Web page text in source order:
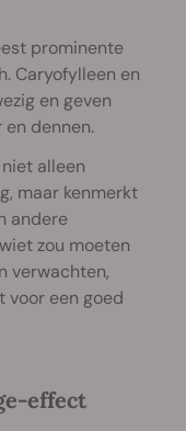
prominente
Caryofylleen en
en geven
dennen.
alleen
maar kenmerkt
andere
zou moeten
verwachten,
voor een goed
effect